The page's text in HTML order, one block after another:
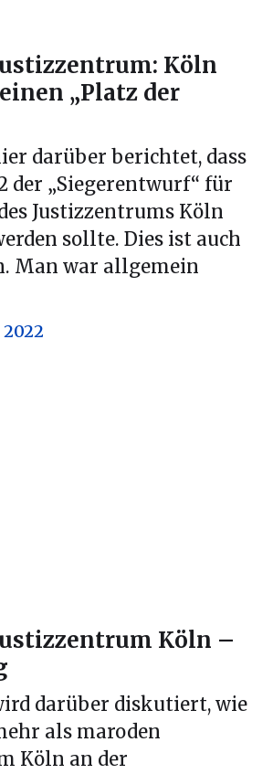
Köln
„Platz der
darüber berichtet, dass
der „Siegerentwurf“ für
Justizzentrums Köln
sollte. Dies ist auch
Man war allgemein
Köln –
darüber diskutiert, wie
als maroden
Köln an der